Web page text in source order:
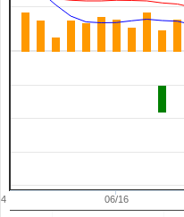
06/16